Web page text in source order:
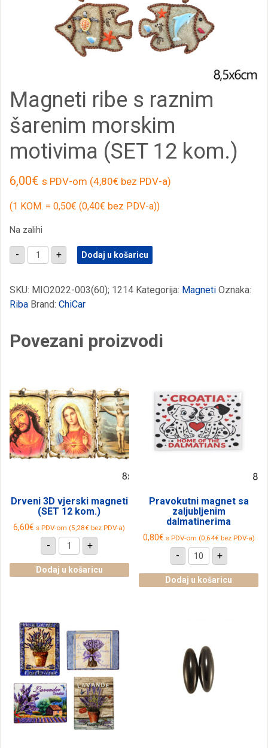
Magneti ribe s raznim
šarenim morskim
motivima (SET 12 kom.)
6,00€ s PDV-om (4,80€ bez PDV-a)
(1 KOM. = 0,50€ (0,40€ bez PDV-a))
Na zalihi
-
Magneti
ribe
šarenim
morskim
motivima
kom.)
količina
+ Dodaj u košaricu
SKU: MIO2022-003(60); 1214 Kategorija: Magneti Oznaka:
Riba Brand: ChiCar
Povezani proizvodi
Drveni 3D vjerski magneti
(SET 12 kom.)
6,60€ s PDV-om (5,28€ bez PDV-a)
-
Drveni
3D
magneti
(SET
+
Dodaj u košaricu
Pravokutni magnet sa
zaljubljenim
dalmatinerima
0,80€ s PDV-om (0,64€bez PDV-a)
-
Pravokutni
magnet
zaljubljenim
dalmatinerima
+
Dodaj u košaricu